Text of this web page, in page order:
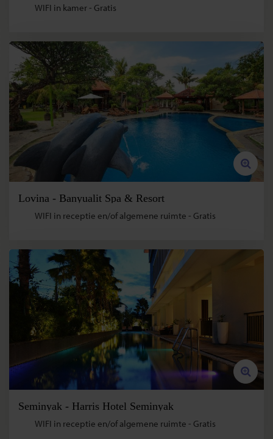
WIFI in kamer - Gratis
Lovina - Banyualit Spa & Resort
WIFI in receptie en/of algemene ruimte - Gratis
Seminyak - Harris Hotel Seminyak
WIFI in receptie en/of algemene ruimte - Gratis